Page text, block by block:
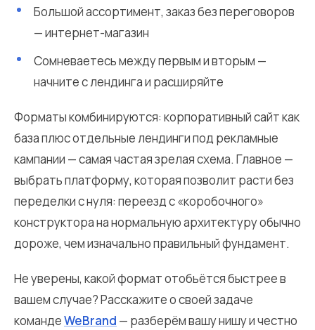
Большой ассортимент, заказ без переговоров
— интернет-магазин
Сомневаетесь между первым и вторым —
начните с лендинга и расширяйте
Форматы комбинируются: корпоративный сайт как
база плюс отдельные лендинги под рекламные
кампании — самая частая зрелая схема. Главное —
выбрать платформу, которая позволит расти без
переделки с нуля: переезд с «коробочного»
конструктора на нормальную архитектуру обычно
дороже, чем изначально правильный фундамент.
Не уверены, какой формат отобьётся быстрее в
вашем случае? Расскажите о своей задаче
командеWeBrand — разберём вашу нишу и честно